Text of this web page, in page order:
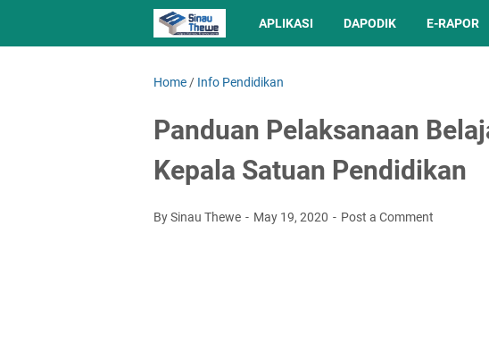
APLIKASI DAPODIK E-RAPOR
Home / Info Pendidikan
Panduan Pelaksanaan
Kepala Satuan Pendidikan
By Sinau Thewe May 19, 2020 Post a Comment